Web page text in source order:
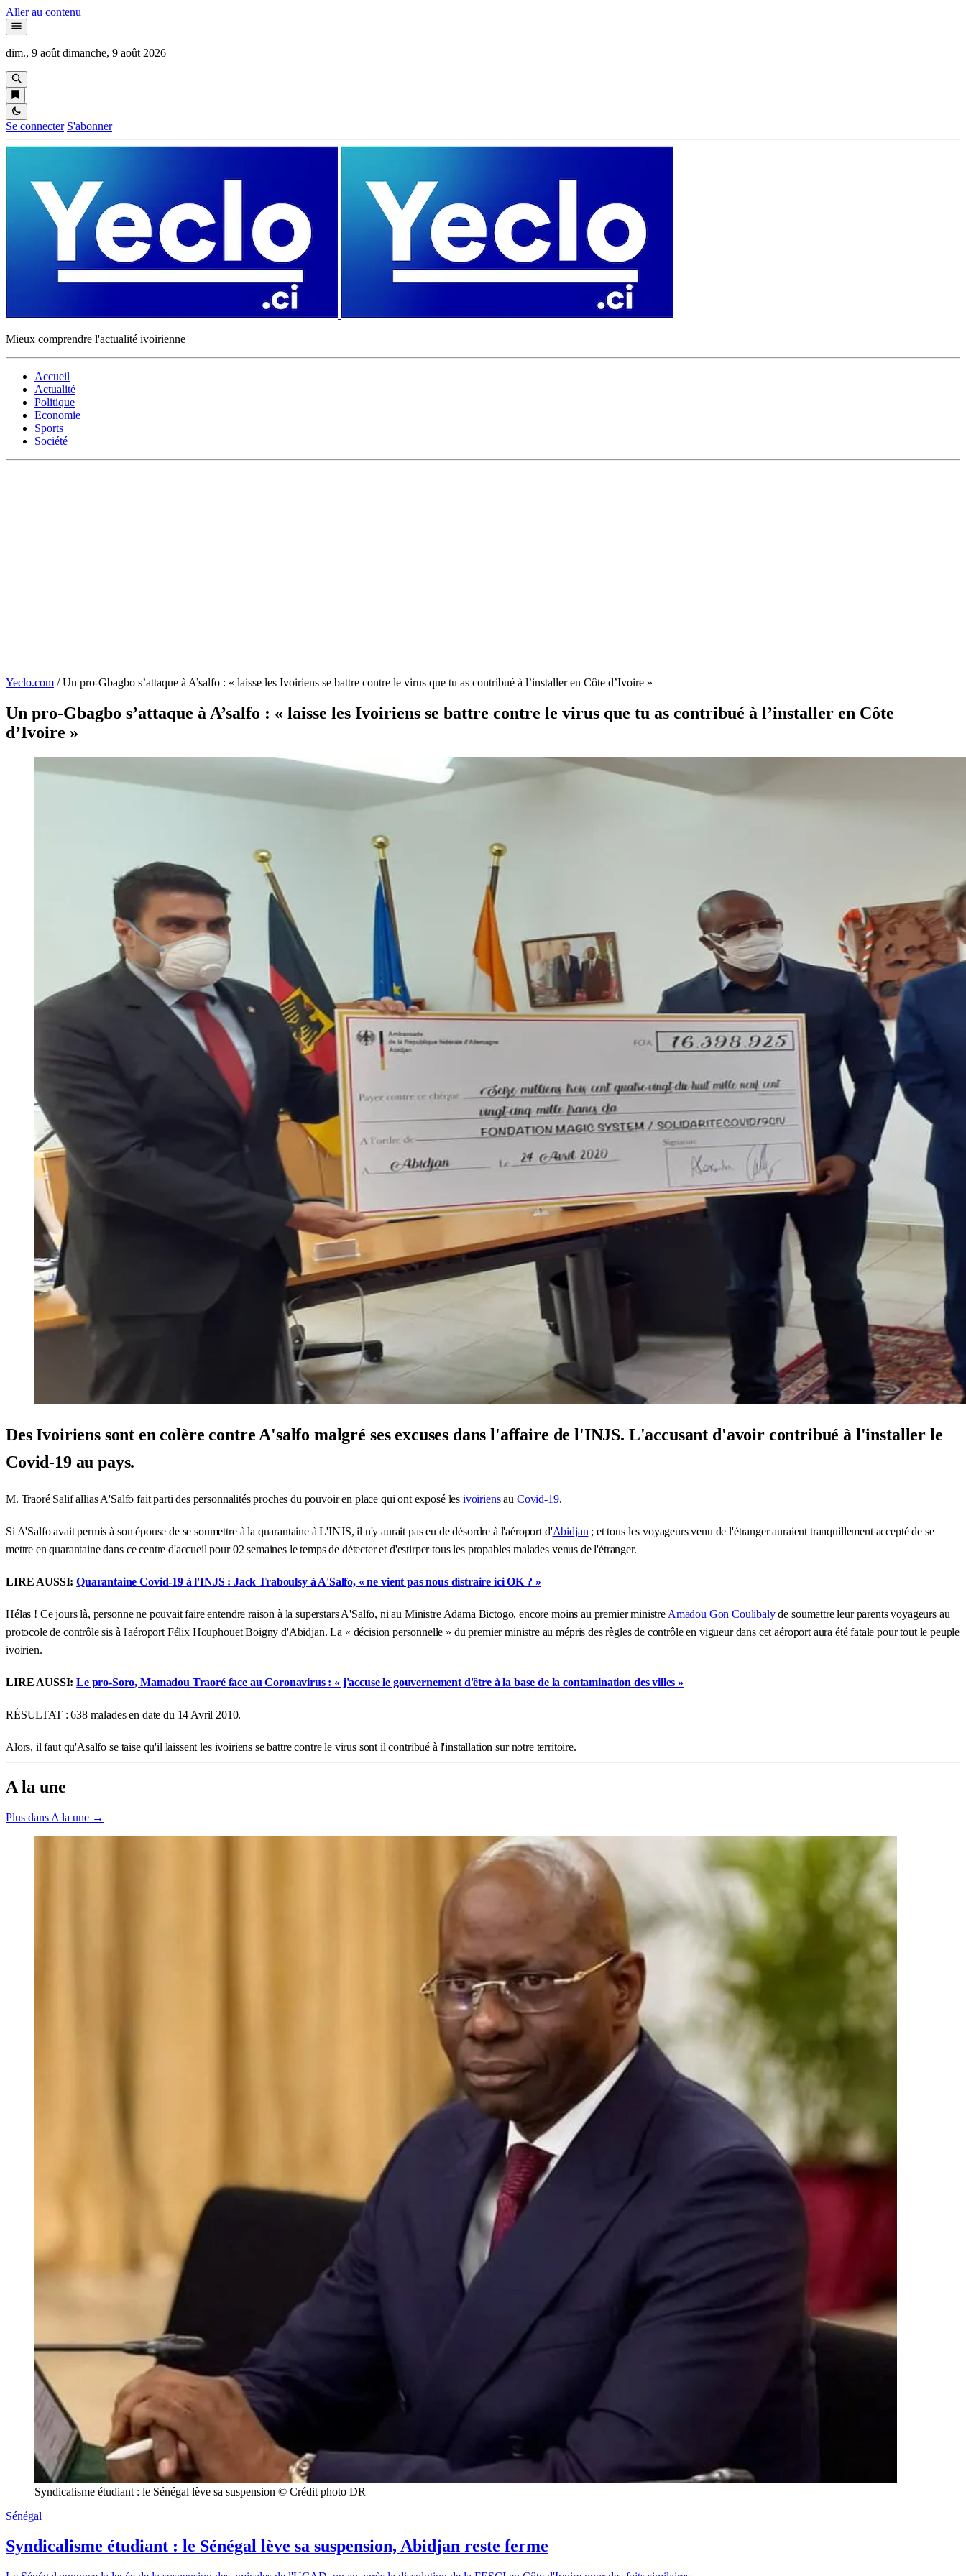
Aller au contenu
dim., 9 août dimanche, 9 août 2026
Se connecter S'abonner
Mieux comprendre l'actualité ivoirienne
Accueil
Actualité
Politique
Economie
Sports
Société
Yeclo.com / Un pro-Gbagbo s’attaque à A’salfo : « laisse les Ivoiriens se battre contre le virus que tu as contribué à l’installer en Côte d’Ivoire »
Un pro-Gbagbo s’attaque à A’salfo : « laisse les Ivoiriens se battre contre le virus que tu as contribué à l’installer en Côte
d’Ivoire »
Des Ivoiriens sont en colère contre A'salfo malgré ses excuses dans l'affaire de l'INJS. L'accusant d'avoir contribué à l'installer le
Covid-19 au pays.
M. Traoré Salif allias A'Salfo fait parti des personnalités proches du pouvoir en place qui ont exposé les ivoiriensau Covid-19.
Si A'Salfo avait permis à son épouse de se soumettre à la quarantaine à L'INJS, il n'y aurait pas eu de désordre à l'aéroport d'Abidjan ; et tous les voyageurs venu de l'étranger auraient tranquillement accepté de se
mettre en quarantaine dans ce centre d'accueil pour 02 semaines le temps de détecter et d'estirper tous les propables malades venus de l'étranger.
LIRE AUSSI:Quarantaine Covid-19 à l'INJS : Jack Traboulsy à A'Salfo, « ne vient pas nous distraire ici OK ? »
Hélas ! Ce jours là, personne ne pouvait faire entendre raison à la superstars A'Salfo, ni au Ministre Adama Bictogo, encore moins au premier ministre Amadou Gon Coulibalyde soumettre leur parents voyageurs au
protocole de contrôle sis à l'aéroport Félix Houphouet Boigny d'Abidjan. La « décision personnelle » du premier ministre au mépris des règles de contrôle en vigueur dans cet aéroport aura été fatale pour tout le peuple
ivoirien.
LIRE AUSSI:Le pro-Soro, Mamadou Traoré face au Coronavirus : « j'accuse le gouvernement d'être à la base de la contamination des villes »
RÉSULTAT : 638 malades en date du 14 Avril 2010.
Alors, il faut qu'Asalfo se taise qu'il laissent les ivoiriens se battre contre le virus sont il contribué à l'installation sur notre territoire.
A la une
Plus dans A la une →
Syndicalisme étudiant : le Sénégal lève sa suspension © Crédit photo DR
Sénégal
Syndicalisme étudiant : le Sénégal lève sa suspension, Abidjan reste ferme